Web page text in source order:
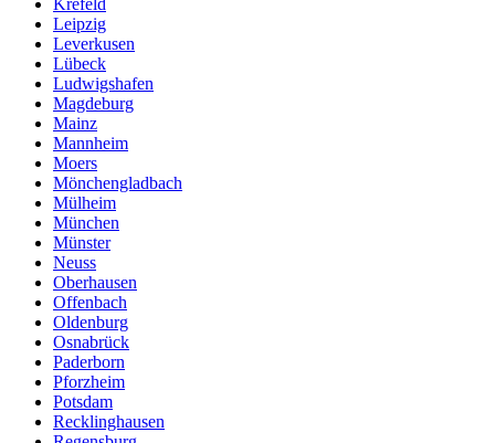
Leipzig
Leverkusen
Lübeck
Ludwigshafen
Magdeburg
Mainz
Mannheim
Moers
Mönchengladbach
Mülheim
München
Münster
Neuss
Oberhausen
Offenbach
Oldenburg
Osnabrück
Paderborn
Pforzheim
Potsdam
Recklinghausen